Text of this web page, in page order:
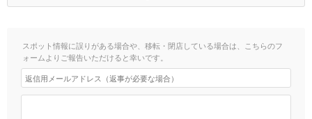
スポット情報に誤りがある場合や、移転・閉店している場合は、こちらのフ
ォームよりご報告いただけると幸いです。